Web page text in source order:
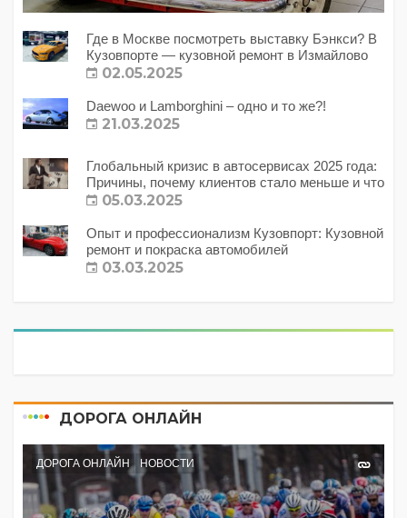
Где в Москве посмотреть выставку Бэнкси? В
Кузовпорте — кузовной ремонт в Измайлово
02.05.2025
Daewoo и Lamborghini – одно и то же?!
21.03.2025
Глобальный кризис в автосервисах 2025 года:
Причины, почему клиентов стало меньше и что
с этим делать?
05.03.2025
Опыт и профессионализм Кузовпорт: Кузовной
ремонт и покраска автомобилей
03.03.2025
ДОРОГА ОНЛАЙН
ДОРОГА ОНЛАЙН НОВОСТИ